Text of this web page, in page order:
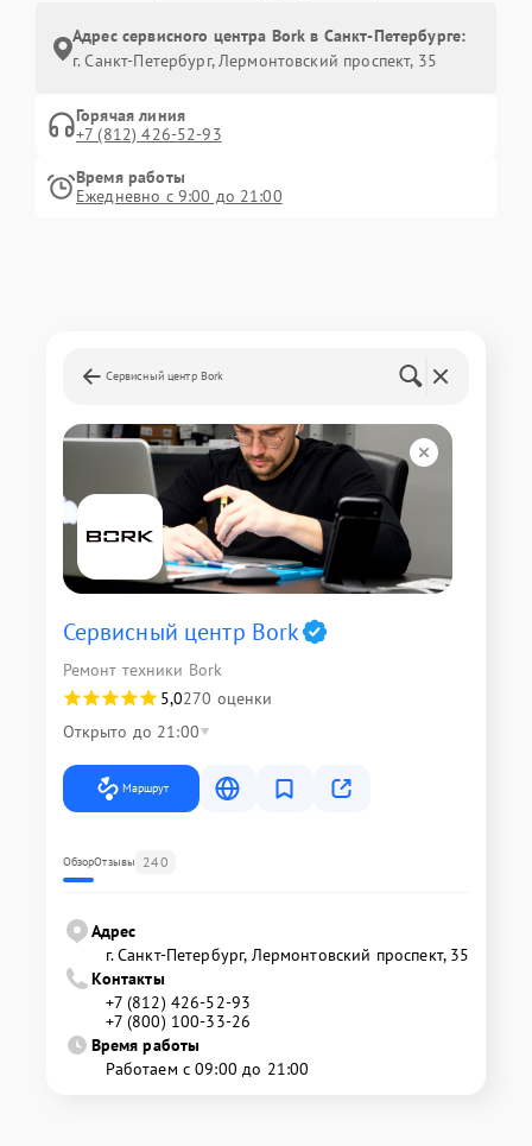
Адрес сервисного центра Bork в Санкт-Петербурге:
г. Санкт-Петербург, Лермонтовский проспект, 35
Горячая линия
+7 (812) 426-52-93
Время работы
Ежедневно с 9:00 до 21:00
Сервисный центр Bork
Сервисный центр Bork
Ремонт техники Bork
5,0270 оценки
Открыто до 21:00
Маршрут
ОбзорОтзывы 240
Адрес
г. Санкт-Петербург, Лермонтовский проспект, 35
Контакты
+7 (812) 426-52-93
+7 (800) 100-33-26
Время работы
Работаем с 09:00 до 21:00